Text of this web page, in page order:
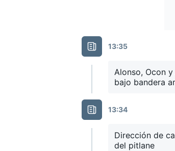
13:35
Alonso, Ocon
bajo bandera
13:34
Dirección de
del pitlane